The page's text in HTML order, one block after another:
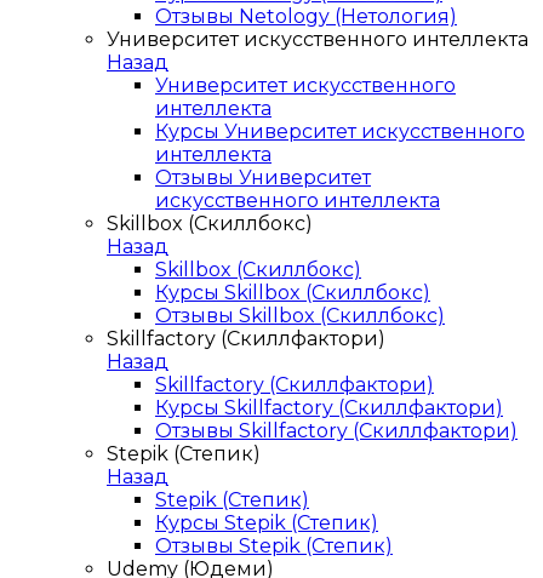
Отзывы Netology (Нетология)
Университет искусственного интеллекта
Назад
Университет искусственного
интеллекта
Курсы Университет искусственного
интеллекта
Отзывы Университет
искусственного интеллекта
Skillbox (Скиллбокс)
Назад
Skillbox (Скиллбокс)
Курсы Skillbox (Скиллбокс)
Отзывы Skillbox (Скиллбокс)
Skillfactory (Скиллфактори)
Назад
Skillfactory (Скиллфактори)
Курсы Skillfactory (Скиллфактори)
Отзывы Skillfactory (Скиллфактори)
Stepik (Степик)
Назад
Stepik (Степик)
Курсы Stepik (Степик)
Отзывы Stepik (Степик)
Udemy (Юдеми)